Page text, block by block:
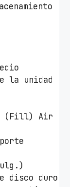
la unidad
(Fill) Air
disco duro